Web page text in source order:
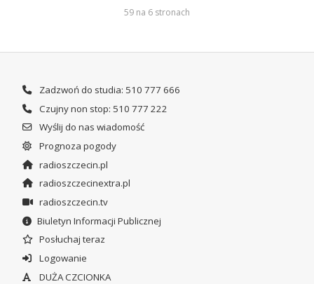
59 na 6 stronach
Zadzwoń do studia: 510 777 666
Czujny non stop: 510 777 222
Wyślij do nas wiadomość
Prognoza pogody
radioszczecin.pl
radioszczecinextra.pl
radioszczecin.tv
Biuletyn Informacji Publicznej
Posłuchaj teraz
Logowanie
DUŻA CZCIONKA